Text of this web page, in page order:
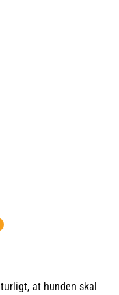
at hunden skal